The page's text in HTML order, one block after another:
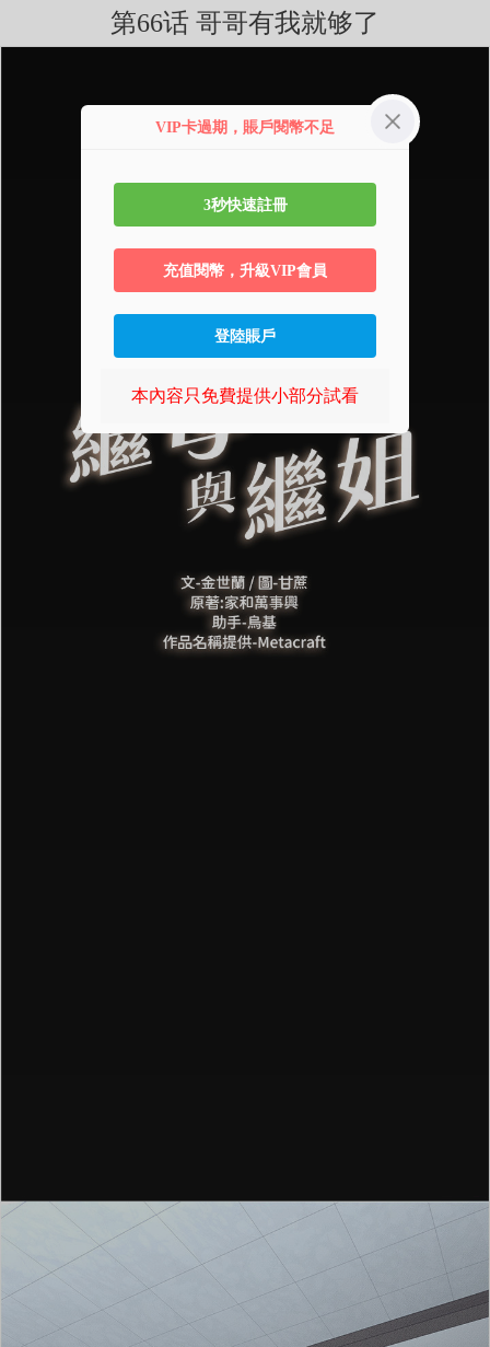
第66话 哥哥有我就够了
VIP卡過期，賬戶閱幣不足
3秒快速註冊
充值閱幣，升級VIP會員
登陸賬戶
本內容只免費提供小部分試看